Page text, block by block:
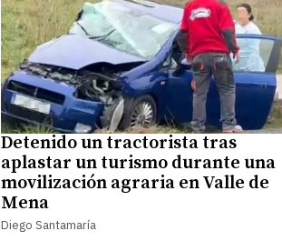
Detenido un tractorista tras
aplastar un turismo durante una
movilización agraria en Valle de
Mena
Diego Santamaría